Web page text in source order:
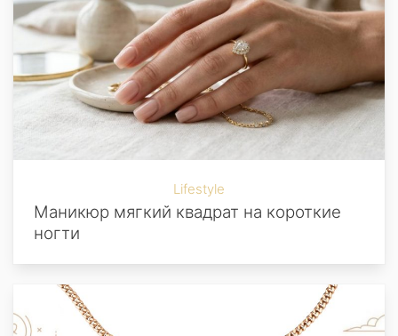
Lifestyle
Маникюр мягкий квадрат на короткие
ногти